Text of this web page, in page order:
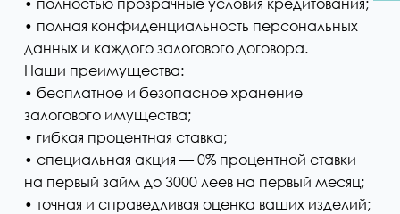
• полная конфиденциальность персональных
данных и каждого залогового договора.
Наши преимущества:
• бесплатное и безопасное хранение
залогового имущества;
• гибкая процентная ставка;
• специальная акция — 0% процентной ставки
на первый займ до 3000 леев на первый месяц;
• точная и справедливая оценка ваших изделий;